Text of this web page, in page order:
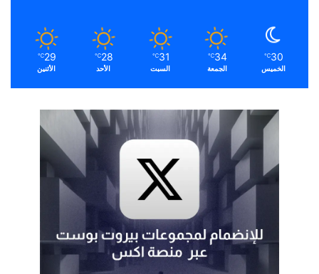
30
℃
الخميس
34
℃
الجمعة
31
℃
السبت
28
℃
الأحد
29
℃
الأثنين